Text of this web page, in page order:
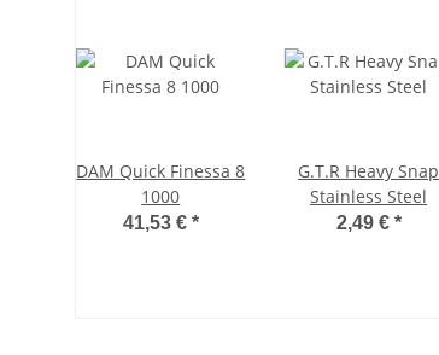
DAM Quick Finessa 8
1000
41,53 € *
G.T.R Heavy Snap
Stainless Steel
2,49 € *